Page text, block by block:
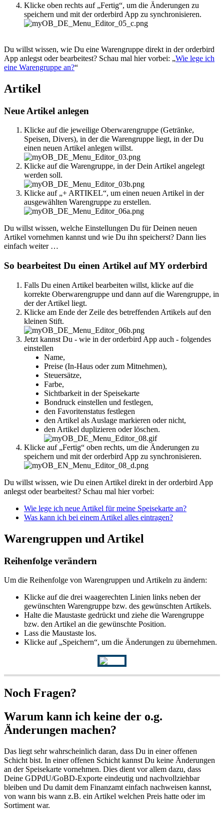
Klicke oben rechts auf „Fertig“, um die Änderungen zu
speichern und mit der orderbird App zu synchronisieren.
Du willst wissen, wie Du eine Warengruppe direkt in der orderbird
App anlegst oder bearbeitest? Schau mal hier vorbei: „Wie lege ich
eine Warengruppe an?“
Artikel
Neue Artikel anlegen
Klicke auf die jeweilige Oberwarengruppe (Getränke,
Speisen, Divers), in der die Warengruppe liegt, in der Du
einen neuen Artikel anlegen willst.
Klicke auf die Warengruppe, in der Dein Artikel angelegt
werden soll.
Klicke auf „+ ARTIKEL“, um einen neuen Artikel in der
ausgewählten Warengruppe zu erstellen.
Du willst wissen, welche Einstellungen Du für Deinen neuen
Artikel vornehmen kannst und wie Du ihn speicherst? Dann lies
einfach weiter …
So bearbeitest Du einen Artikel auf MY orderbird
Falls Du einen Artikel bearbeiten willst, klicke auf die
korrekte Oberwarengruppe und dann auf die Warengruppe, in
der der Artikel liegt.
Klicke am Ende der Zeile des betreffenden Artikels auf den
kleinen Stift.
Jetzt kannst Du - wie in der orderbird App auch - folgendes
einstellen
Name,
Preise (In-Haus oder zum Mitnehmen),
Steuersätze,
Farbe,
Sichtbarkeit in der Speisekarte
Bondruck einstellen und festlegen,
den Favoritenstatus festlegen
den Artikel als Auslage markieren oder nicht,
den Artikel duplizieren oder löschen.
Klicke auf „Fertig“ oben rechts, um die Änderungen zu
speichern und mit der orderbird App zu synchronisieren.
Du willst wissen, wie Du einen Artikel direkt in der orderbird App
anlegst oder bearbeitest? Schau mal hier vorbei:
Wie lege ich neue Artikel für meine Speisekarte an?
Was kann ich bei einem Artikel alles eintragen?
Warengruppen und Artikel
Reihenfolge verändern
Um die Reihenfolge von Warengruppen und Artikeln zu ändern:
Klicke auf die drei waagerechten Linien links neben der
gewünschten Warengruppe bzw. des gewünschten Artikels.
Halte die Maustaste gedrückt und ziehe die Warengruppe
bzw. den Artikel an die gewünschte Position.
Lass die Maustaste los.
Klicke auf „Speichern“, um die Änderungen zu übernehmen.
Noch Fragen?
Warum kann ich keine der o.g.
Änderungen machen?
Das liegt sehr wahrscheinlich daran, dass Du in einer offenen
Schicht bist. In einer offenen Schicht kannst Du keine Änderungen
an der Speisekarte vornehmen. Dies dient vor allem dazu, dass
Deine GDPdU/GoBD-Exporte eindeutig und nachvollziehbar
bleiben und Du damit dem Finanzamt einfach nachweisen kannst,
von wann bis wann z.B. ein Artikel welchen Preis hatte oder im
Sortiment war.